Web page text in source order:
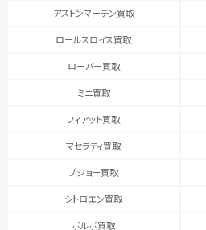
アストンマーチン買取
ロールスロイス買取
ローバー買取
ミニ買取
フィアット買取
マセラティ買取
プジョー買取
シトロエン買取
ボルボ買取